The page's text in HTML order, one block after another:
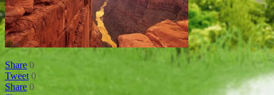
Share 0
Tweet 0
Share 0